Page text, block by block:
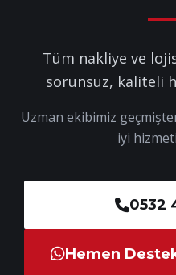
Tüm nakliye ve
sorunsuz, kaliteli
Uzman ekibimiz
iyi
0532
Hemen